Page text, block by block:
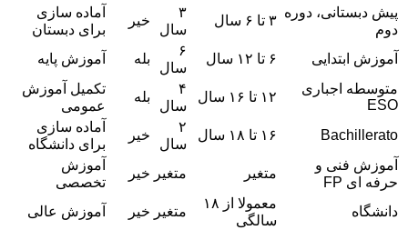
پیش دبستانی، دوره
دوم
۳ تا ۶ سال
۳
سال
خیر
آماده سازی
برای دبستان
آموزش ابتدایی
۶ تا ۱۲ سال
۶
سال
بله
آموزش پایه
متوسطه اجباری
ESO
۱۲ تا ۱۶ سال
۴
سال
بله
تکمیل آموزش
عمومی
Bachillerato
۱۶ تا ۱۸ سال
۲
سال
خیر
آماده سازی
برای دانشگاه
آموزش فنی و
حرفه ای FP
متغیر متغیر خیر
آموزش
تخصصی
دانشگاه
معمولا از ۱۸
سالگی
متغیر خیر آموزش عالی